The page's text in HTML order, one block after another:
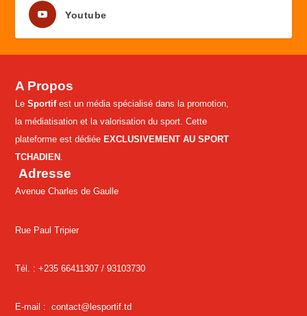
Youtube
A Propos
LeSportifest un média spécialisé dans la promotion,
la médiatisation et la valorisation du sport. Cette
plateforme est dédiée EXCLUSIVEMENT AU SPORT
TCHADIEN .
Adresse
Avenue Charles de Gaulle
Rue Paul Tripier
Tél. : +235 66411307 /93103730
E-mail :contact@lesportif.td